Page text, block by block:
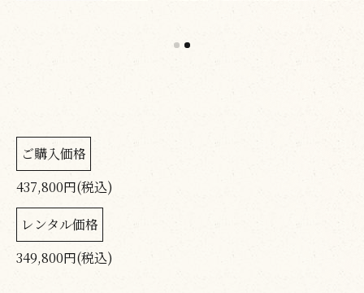
ご購入価格
437,800円(税込)
レンタル価格
349,800円(税込)